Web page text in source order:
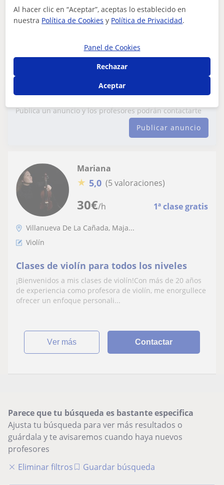
Contactar
Publica un anuncio
Publica un anuncio y los profesores podrán contactarte
Publicar anuncio
30€/h 1ª clase gratis
Mariana
★ 5,0 (5 valoraciones)
Villanueva De La Cañada, Maja...
Violín
Clases de violín para todos los niveles
¡Bienvenidos a mis clases de violín!Con más de 20 años
de experiencia como profesora de violín, me enorgullece
ofrecer un enfoque personali...
ver más Contactar
Parece que tu búsqueda es bastante especifica
Ajusta tu búsqueda para ver más resultados o
guárdala y te avisaremos cuando haya nuevos
profesores
Eliminar filtros
Guardar búsqueda
Al hacer clic en “Aceptar”, aceptas lo establecido en
nuestra Política de Cookies y Política de Privacidad.
Panel de Cookies
Rechazar
Aceptar